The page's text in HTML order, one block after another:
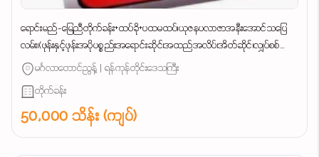
ရောင်းမည်-မြေညီတိုက်ခန်း+ထပ်ခို+ပထမထပ်၊ယုဇနပလာဇာအနီးအောင်သပြေ
လမ်း၊(ဖုန်းနှင့်ဖုန်းအပိုပစ္စည်းအရောင်းဆိုင်၊အထည်အလိပ်၊အိတ်ဆိုင်၊လျှပ်စစ်
ပစ္စည်း)လက်လီလက်ကားလုပ်ငန်းများအဆင်ပြေ......
မင်္ဂလာတောင်ညွန့် | ရန်ကုန်တိုင်းဒေသကြီး
တိုက်ခန်း
50,000 သိန်း (ကျပ်)